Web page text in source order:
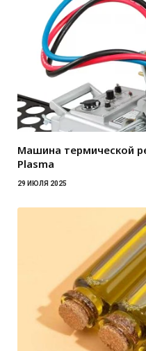
Машина термической
Plasma
29 ИЮЛЯ 2025